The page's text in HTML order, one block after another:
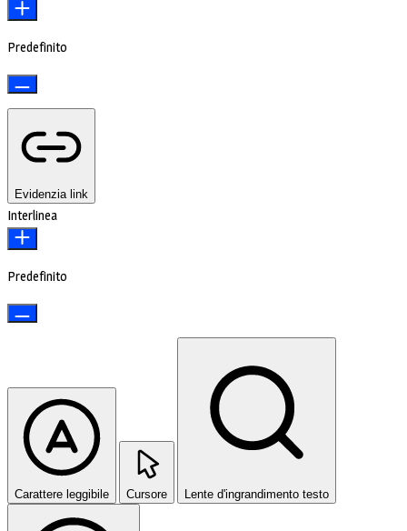
Predefinito
Evidenzia link
Interlinea
Predefinito
Carattere leggibile Cursore Lente d'ingrandimento testo